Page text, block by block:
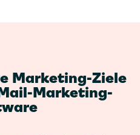
Marketing-Ziele
Marketing-